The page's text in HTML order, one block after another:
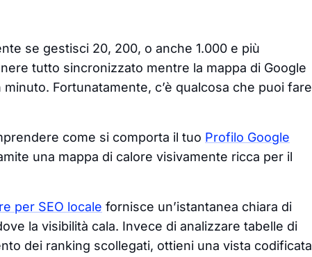
se gestisci 20, 200, o anche 1.000 e più
tutto sincronizzato mentre la mappa di Google
Fortunatamente, c’è qualcosa che puoi fare
come si comporta il tuo Profilo Google
una mappa di calore visivamente ricca per il
per SEO locale fornisce un’istantanea chiara di
la visibilità cala. Invece di analizzare tabelle di
dei ranking scollegati, ottieni una vista codificata